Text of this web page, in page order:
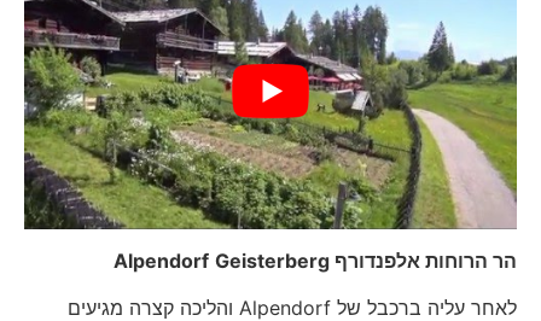
הר הרוחות אלפנדורף Alpendorf Geisterberg
לאחר עליה ברכבל של Alpendorf והליכה קצרה מגיעים